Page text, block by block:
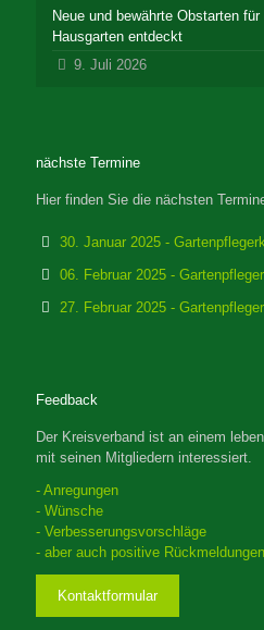
Neue und bewährte Obstarten für
Hausgarten entdeckt
9. Juli 2026
nächste Termine
Hier finden Sie die nächsten
30. Januar 2025 -
06. Februar 2025 -
27. Februar 2025 -
Feedback
Der Kreisverband ist an einem
mit seinen Mitgliedern interessiert.
- Anregungen
- Wünsche
- Verbesserungsvorschläge
- aber auch positive Rückmeldungen
Kontaktformular